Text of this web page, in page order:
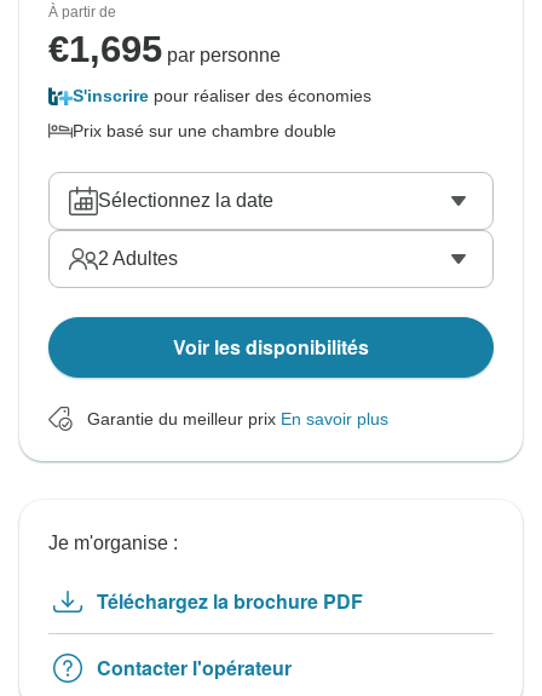
À partir de
€1,695 par personne
S'inscrire pour réaliser des économies
Prix basé sur une chambre double
Sélectionnez la date
2 Adultes
Voir les disponibilités
Garantie du meilleur prix En savoir plus
Je m'organise :
Téléchargez la brochure PDF
Contacter l'opérateur